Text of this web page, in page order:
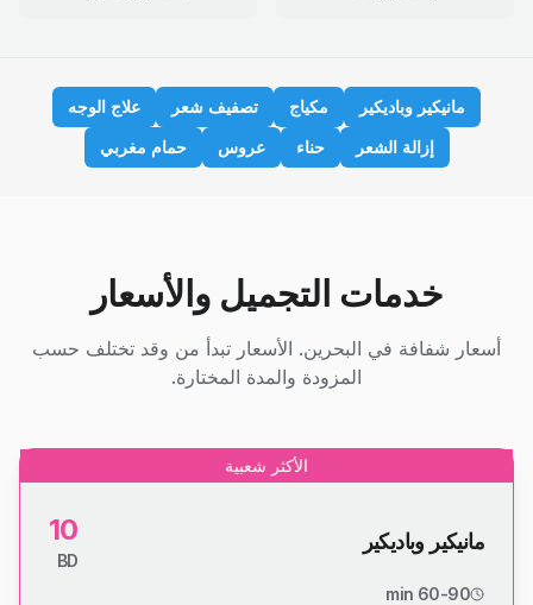
مانيكير وباديكير مكياج تصفيف شعر
علاج الوجه
إزالة الشعر
حناء عروس حمام مغربي
خدمات التجميل والأسعار
أسعار شفافة في البحرين. الأسعار تبدأ من وقد تختلف حسب
المزودة والمدة المختارة.
الأكثر شعبية
مانيكير وباديكير 10
BD
60-90 min